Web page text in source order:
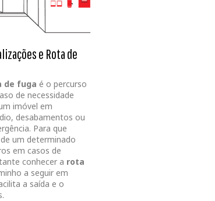
e Rota de
de fuga é o percurso
de necessidade
imóvel em
desabamentos ou
Para que
um determinado
em casos de
conhecer a rota
a seguir em
a saída e o